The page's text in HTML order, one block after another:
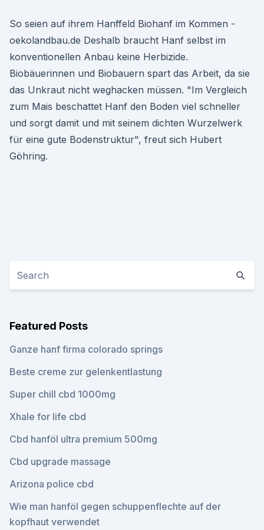
So seien auf ihrem Hanffeld Biohanf im Kommen -
oekolandbau.de Deshalb braucht Hanf selbst im
konventionellen Anbau keine Herbizide.
Biobäuerinnen und Biobauern spart das Arbeit, da sie
das Unkraut nicht weghacken müssen. "Im Vergleich
zum Mais beschattet Hanf den Boden viel schneller
und sorgt damit und mit seinem dichten Wurzelwerk
für eine gute Bodenstruktur", freut sich Hubert
Göhring.
Featured Posts
Ganze hanf firma colorado springs
Beste creme zur gelenkentlastung
Super chill cbd 1000mg
Xhale for life cbd
Cbd hanföl ultra premium 500mg
Cbd upgrade massage
Arizona police cbd
Wie man hanföl gegen schuppenflechte auf der
kopfhaut verwendet